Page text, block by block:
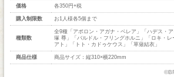
価格 各350円+税
購入制限数 お1人様各5個まで
種類数
全9種「アポロン・アガナ・ベレア」「ハデス・
塚 尊」「バルドル・フリングホルニ」「ロキ・
アト」「トト・カドゥケウス」「草薙結衣」
商品仕様 商品サイズ：縦310×横220mm